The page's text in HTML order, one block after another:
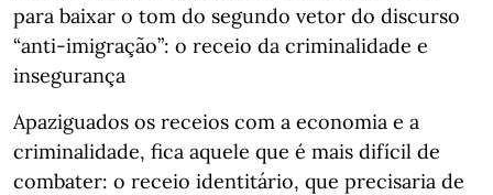
para baixar o tom do segundo vetor do discurso
“anti-imigração”: o receio da criminalidade e
insegurança
Apaziguados os receios com a economia e a
criminalidade, fica aquele que é mais difícil de
combater: o receio identitário, que precisaria de